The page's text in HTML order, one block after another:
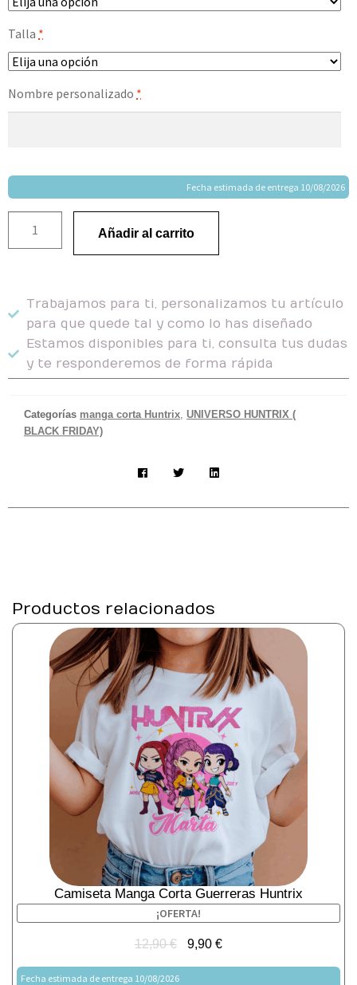
Talla *
Nombre personalizado *
Fecha estimada de entrega 10/08/2026
Añadir al carrito
Trabajamos para ti, personalizamos tu artículo
para que quede tal y como lo has diseñado
Estamos disponibles para ti, consulta tus dudas
y te responderemos de forma rápida
Categorías manga corta Huntrix UNIVERSO HUNTRIX (
BLACK FRIDAY)
Productos relacionados
Camiseta Manga Corta Guerreras Huntrix
¡OFERTA!
12,90€ 9,90€
Fecha estimada de entrega 10/08/2026